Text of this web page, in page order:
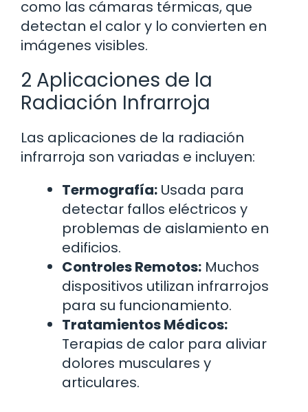
como las cámaras térmicas, que
detectan el calor y lo convierten en
imágenes visibles.
2 Aplicaciones de la
Radiación Infrarroja
Las aplicaciones de la radiación
infrarroja son variadas e incluyen:
Termografía: Usada para
detectar fallos eléctricos y
problemas de aislamiento en
edificios.
Controles Remotos: Muchos
dispositivos utilizan infrarrojos
para su funcionamiento.
Tratamientos Médicos:
Terapias de calor para aliviar
dolores musculares y
articulares.